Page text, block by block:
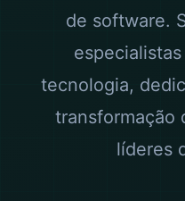
de software.
tecnologia,
transformação
líderes